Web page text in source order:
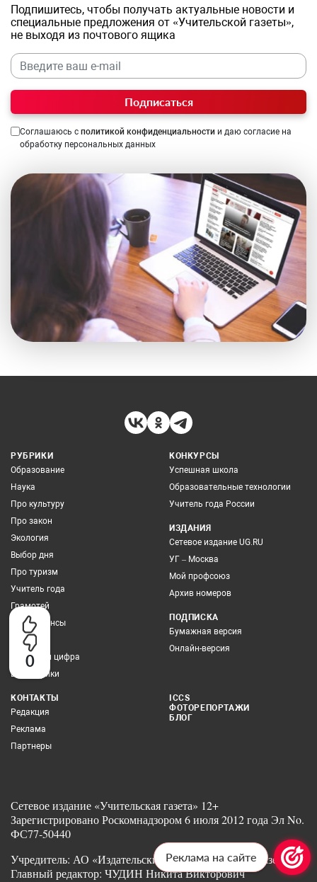
0
Подпишитесь, чтобы получать актуальные новости и
специальные предложения от «Учительской газеты»,
не выходя из почтового ящика
Подписаться
Соглашаюсь с политикой конфиденциальности и даю согласие на
обработку персональных данных
РУБРИКИ
Образование
Наука
Про культуру
Про закон
Экология
Выбор дня
Про туризм
Учитель года
Грамотей
Про финансы
Здоровье
Учитель и цифра
Все рубрики
КОНКУРСЫ
Успешная школа
Образовательные технологии
Учитель года России
ИЗДАНИЯ
Сетевое издание UG.RU
УГ – Москва
Мой профсоюз
Архив номеров
ПОДПИСКА
Бумажная версия
Онлайн-версия
КОНТАКТЫ
Редакция
Реклама
Партнеры
ICCS
ФОТОРЕПОРТАЖИ
БЛОГ
Сетевое издание «Учительская газета» 12+
Зарегистрировано Роскомнадзором 6 июля 2012 года Эл No.
ФС77-50440
Учредитель: АО «Издательский дом «Учительская газета»
Главный редактор: ЧУДИН Никита Викторович
Реклама на сайте